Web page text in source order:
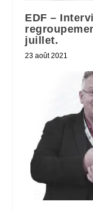
EDF –
juillet.
23 août 2021